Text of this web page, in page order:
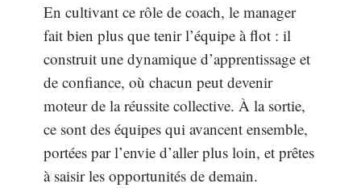
En cultivant ce rôle de coach, le manager
fait bien plus que tenir l’équipe à flot : il
construit une dynamique d’apprentissage et
de confiance, où chacun peut devenir
moteur de la réussite collective. À la sortie,
ce sont des équipes qui avancent ensemble,
portées par l’envie d’aller plus loin, et prêtes
à saisir les opportunités de demain.